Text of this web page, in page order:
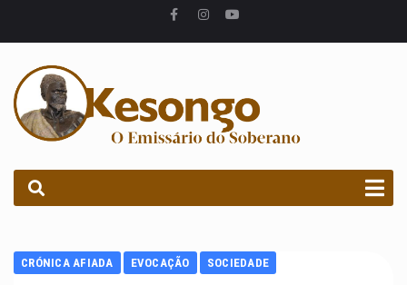
CRÓNICA AFIADA EVOCAÇÃO SOCIEDADE